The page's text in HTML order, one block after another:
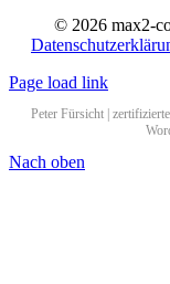
© 2026 max2-
Page load link
Peter Fürsicht |
Nach oben